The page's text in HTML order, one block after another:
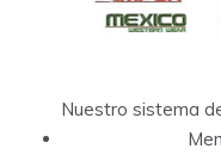
Nuestro sistema